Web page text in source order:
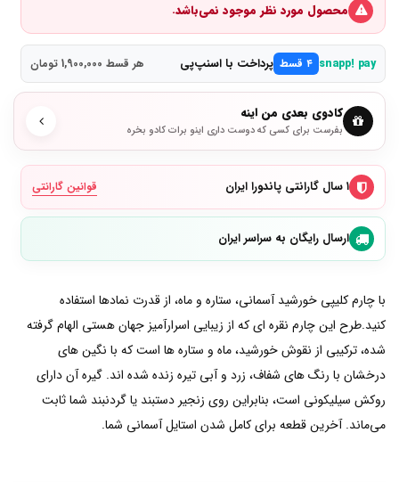
محصول مورد نظر موجود نمی‌باشد.
snapp! pay ۴ قسط پرداخت با اسنپ‌پی هر قسط 1,900,000 تومان
کادوی بعدی من اینه
بفرست برای کسی که دوست داری اینو برات کادو بخره
۱ سال گارانتی پاندورا ایران قوانین گارانتی
ارسال رایگان به سراسر ایران
با چارم کلیپی خورشید آسمانی، ستاره و ماه، از قدرت نمادها استفاده
کنید.طرح این چارم نقره ای که از زیبایی اسرارآمیز جهان هستی الهام گرفته
شده، ترکیبی از نقوش خورشید، ماه و ستاره ها است که با نگین های
درخشان با رنگ های شفاف، زرد و آبی تیره زنده شده اند. گیره آن دارای
روکش سیلیکونی است، بنابراین روی زنجیر دستبند یا گردنبند شما ثابت
می‌ماند. آخرین قطعه برای کامل شدن استایل آسمانی شما.